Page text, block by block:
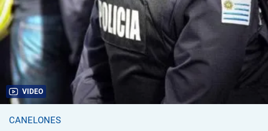
VIDEO
CANELONES